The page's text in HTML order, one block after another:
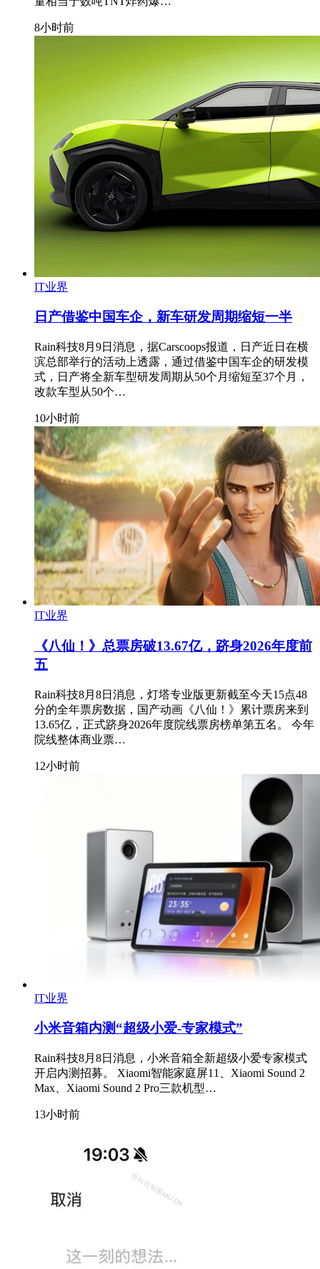
8小时前
IT业界
日产借鉴中国车企，新车研发周期缩短一半
Rain科技8月9日消息，据Carscoops报道，日产近日在横
滨总部举行的活动上透露，通过借鉴中国车企的研发模
式，日产将全新车型研发周期从50个月缩短至37个月，
改款车型从50个…
10小时前
IT业界
《八仙！》总票房破13.67亿，跻身2026年度前
五
Rain科技8月8日消息，灯塔专业版更新截至今天15点48
分的全年票房数据，国产动画《八仙！》累计票房来到
13.65亿，正式跻身2026年度院线票房榜单第五名。 今年
院线整体商业票…
12小时前
IT业界
小米音箱内测“超级小爱-专家模式”
Rain科技8月8日消息，小米音箱全新超级小爱专家模式
开启内测招募。 Xiaomi智能家庭屏11、Xiaomi Sound 2
Max、Xiaomi Sound 2 Pro三款机型…
13小时前